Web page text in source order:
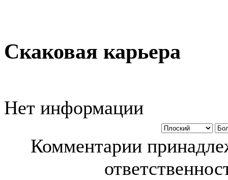
Скаковая карьера
Нет информации
Комментарии